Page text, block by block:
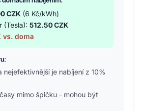
CZK (6 Kč/kWh)
(Tesla): 512.50 CZK
vs. doma
nejefektivnější je nabíjení z 10%
mimo špičku - mohou být